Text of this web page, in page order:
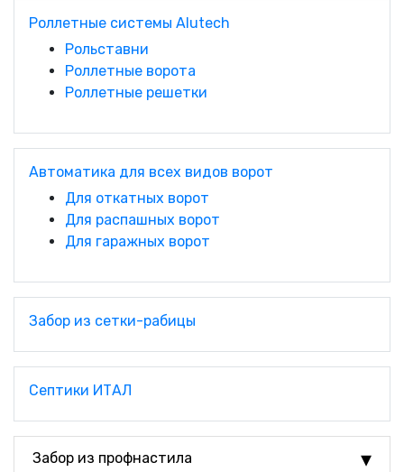
Роллетные системы Alutech
Рольставни
Роллетные ворота
Роллетные решетки
Автоматика для всех видов ворот
Для откатных ворот
Для распашных ворот
Для гаражных ворот
Забор из сетки-рабицы
Септики ИТАЛ
Забор из профнастила